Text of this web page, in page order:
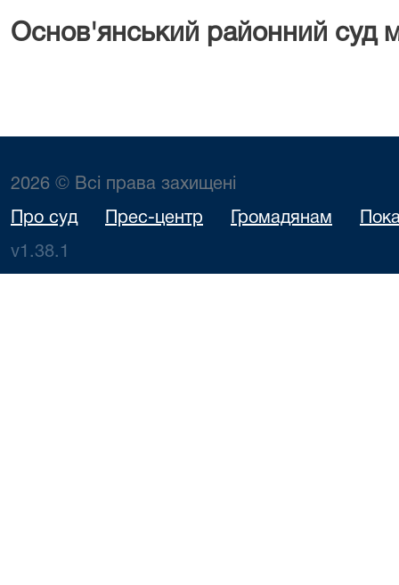
Основ'янський районний суд
2026 © Всі права захищені
Про суд Прес-центр Громадянам
v1.38.1